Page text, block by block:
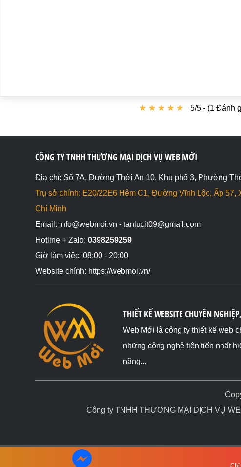
★ ★ ★ ★ ★
★ ★ ★ ★ ★ 5/5 - (1 Đánh
CÔNG TY TNHH THƯƠNG MẠI DỊCH VỤ WEB MỚI
Địa chỉ: Số 7A, Đường Thới An 10, Khu phố 3, Phường
Trụ sở chính: E20/22E6 Hẻm C1, Đường Vĩnh Lộc, Ấp 57,
Chí Minh
Email: info@webmoi.vn - tanlucit09@gmail.com
Hotline + Zalo: 0398259259
Giờ làm việc: 08:00 - 20:00
Website chính: https://webmoi.vn/
THIẾT KẾ WEBSITE CHUYÊN
Web Mới là công ty thiết kế web
những công nghệ tiên tiến nhất
năng...
Công ty TNHH THƯƠNG MẠI DỊCH VỤ